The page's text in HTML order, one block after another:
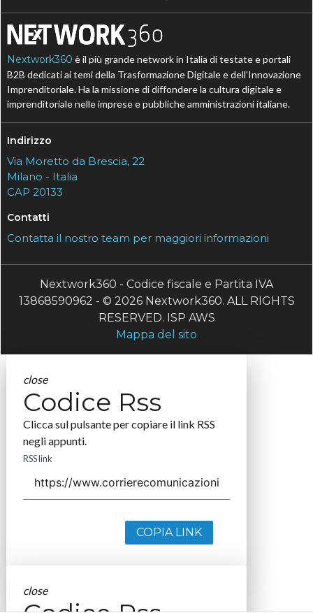
Nextwork360 è il più grande network in Italia di testate e portali
B2B dedicati ai temi della Trasformazione Digitale e dell’Innovazione
Imprenditoriale. Ha la missione di diffondere la cultura digitale e
imprenditoriale nelle imprese e pubbliche amministrazioni italiane.
Indirizzo
Via Moretto da Brescia, 22
Milano - Italia
CAP 20133
Contatti
Contatta il nostro team per maggiori informazioni
Nextwork360 - Codice fiscale e Partita IVA
13868590962 - © 2026 Nextwork360. ALL RIGHTS
RESERVED. ISP AWS
Mappa del sito
close
Codice Rss
Clicca sul pulsante per copiare il link RSS
negli appunti.
RSS link
COPIA LINK
close